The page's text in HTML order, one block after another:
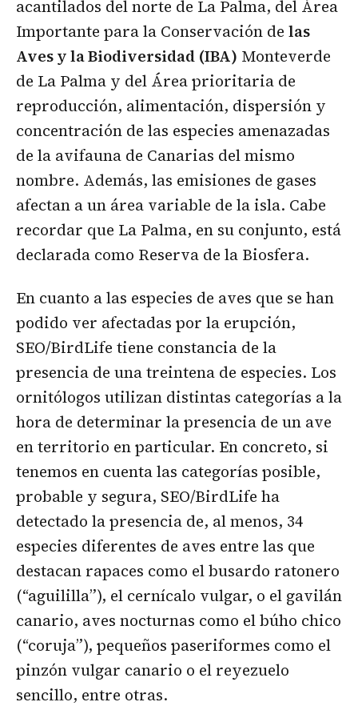
acantilados del norte de La Palma, del Área
Importante para la Conservación de las
Aves y la Biodiversidad (IBA) Monteverde
de La Palma y del Área prioritaria de
reproducción, alimentación, dispersión y
concentración de las especies amenazadas
de la avifauna de Canarias del mismo
nombre. Además, las emisiones de gases
afectan a un área variable de la isla. Cabe
recordar que La Palma, en su conjunto, está
declarada como Reserva de la Biosfera.
En cuanto a las especies de aves que se han
podido ver afectadas por la erupción,
SEO/BirdLife tiene constancia de la
presencia de una treintena de especies. Los
ornitólogos utilizan distintas categorías a la
hora de determinar la presencia de un ave
en territorio en particular. En concreto, si
tenemos en cuenta las categorías posible,
probable y segura, SEO/BirdLife ha
detectado la presencia de, al menos, 34
especies diferentes de aves entre las que
destacan rapaces como el busardo ratonero
(“aguililla”), el cernícalo vulgar, o el gavilán
canario, aves nocturnas como el búho chico
(“coruja”), pequeños paseriformes como el
pinzón vulgar canario o el reyezuelo
sencillo, entre otras.